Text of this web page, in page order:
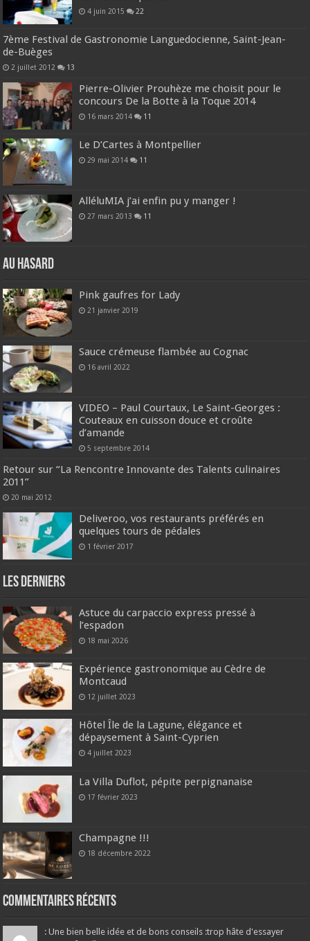
4 juin 2015 22
7ème Festival de Gastronomie Languedocienne, Saint-Jean-
de-Buèges
2 juillet 2012 13
Pierre-Olivier Prouhèze me choisit pour le
concours De la Botte à la Toque 2014
16 mars 2014 11
Le D’Cartes à Montpellier
29 mai 2014 11
AlléluMIA j’ai enfin pu y manger !
27 mars 2013 11
Au hasard
Pink gaufres for Lady
21 janvier 2019
Sauce crémeuse flambée au Cognac
16 avril 2022
VIDEO – Paul Courtaux, Le Saint-Georges :
Couteaux en cuisson douce et croûte
d’amande
5 septembre 2014
Retour sur “La Rencontre Innovante des Talents culinaires
2011”
20 mai 2012
Deliveroo, vos restaurants préférés en
quelques tours de pédales
1 février 2017
Les derniers
Astuce du carpaccio express pressé à
l’espadon
18 mai 2026
Expérience gastronomique au Cèdre de
Montcaud
12 juillet 2023
Hôtel Île de la Lagune, élégance et
dépaysement à Saint-Cyprien
4 juillet 2023
La Villa Duflot, pépite perpignanaise
17 février 2023
Champagne !!!
18 décembre 2022
Commentaires récents
: Une bien belle idée et de bons conseils :trop hâte d'essayer